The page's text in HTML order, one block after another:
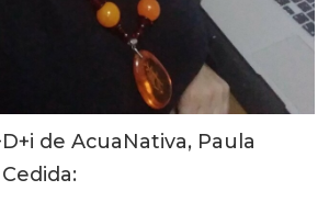
de AcuaNativa, Paula